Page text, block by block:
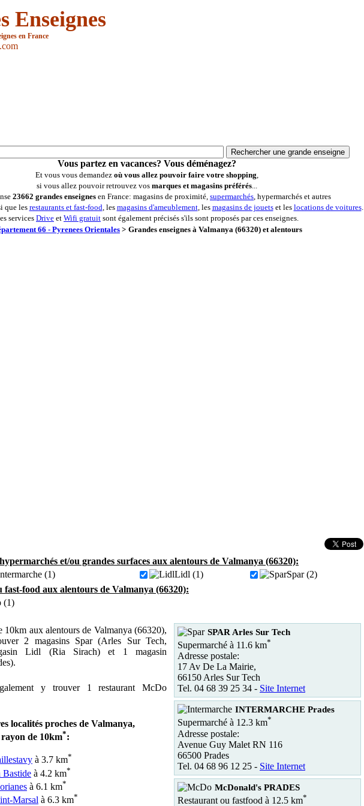
Enseignes
en France
Vous partez en vacances? Vous déménagez?
Et vous vous demandez où vous allez pouvoir faire votre shopping,
si vous allez pouvoir retrouvez vos marques et magasins préférés...
23662 grandes enseignes en France: magasins de proximité, supermarchés, hypermarchés et autres
que lesrestaurants et fast-food, les magasins d'ameublement, les magasins de jouetset les locations de voitures.
servicesDrive et Wifi gratuit sont également précisés s'ils sont proposés par ces enseignes.
66 - Pyrenees Orientales > Grandes enseignes à Valmanya (66320) et alentours
et/ou grandes surfaces aux alentours de Valmanya (66320):
(1)
Lidl (1)
Spar (2)
fast-food aux alentours de Valmanya (66320):
(1)
10km aux alentours de Valmanya (66320),
2 magasins Spar (Arles Sur Tech,
Lidl (Ria Sirach) et 1 magasin
y trouver 1 restaurant McDo
localités proches de Valmanya,
de 10km*:
à 3.7 km*
Bastide à 4.2 km*
à 6.1 km*
Marsal à 6.3 km*
SPAR Arles Sur Tech
Supermarché à 11.6 km*
Adresse postale:
17 Av De La Mairie,
66150 Arles Sur Tech
Tel. 04 68 39 25 34 - Site Internet
INTERMARCHE Prades
Supermarché à 12.3 km*
Adresse postale:
Avenue Guy Malet RN 116
66500 Prades
Tel. 04 68 96 12 25 - Site Internet
McDonald's PRADES
Restaurant ou fastfood à 12.5 km*